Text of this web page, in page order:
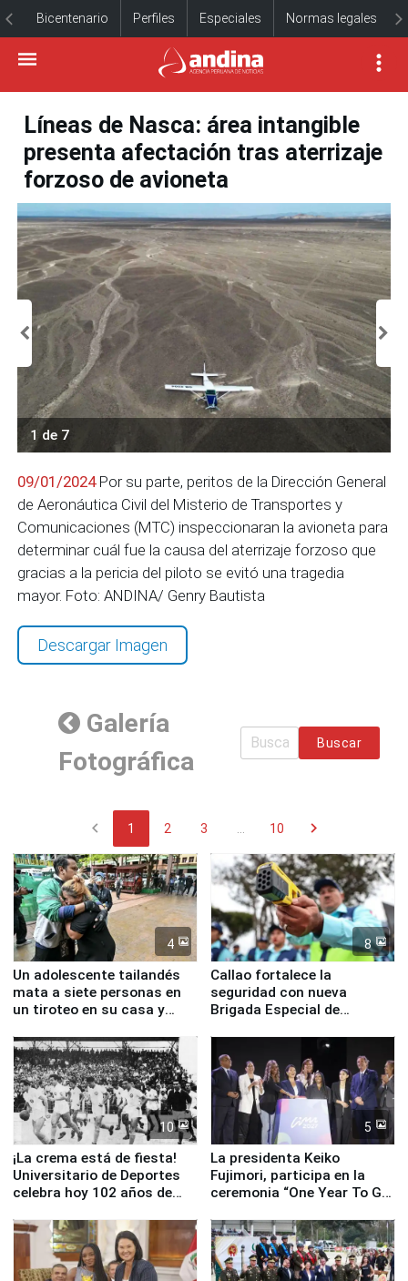
Bicentenario Perfiles Especiales Normas legales
Líneas de Nasca: área intangible
presenta afectación tras aterrizaje
forzoso de avioneta
1 de 7
09/01/2024Por su parte, peritos de la Dirección General
de Aeronáutica Civil del Misterio de Transportes y
Comunicaciones (MTC) inspeccionaran la avioneta para
determinar cuál fue la causa del aterrizaje forzoso que
gracias a la pericia del piloto se evitó una tragedia
mayor. Foto: ANDINA/ Genry Bautista
Descargar Imagen
Galería
Fotográfica
Buscar
chevron_left 1 2 3 10 chevron_right
4
Un adolescente tailandés
mata a siete personas en
un tiroteo en su casa y
8
Callao fortalece la
seguridad con nueva
Brigada Especial de
equipamiento para
Serenazgo
10
¡La crema está de fiesta!
Universitario de Deportes
celebra hoy 102 años de
5
La presidenta Keiko
Fujimori, participa en la
ceremonia “One Year To Go